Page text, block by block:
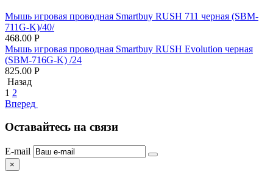
Мышь игровая проводная Smartbuy RUSH 711 черная (SBM-
711G-K)/40/
468.00 Р
Мышь игровая проводная Smartbuy RUSH Evolution черная
(SBM-716G-K) /24
825.00 Р
Назад
1 2
Вперед
Оставайтесь на связи
E-mail
×